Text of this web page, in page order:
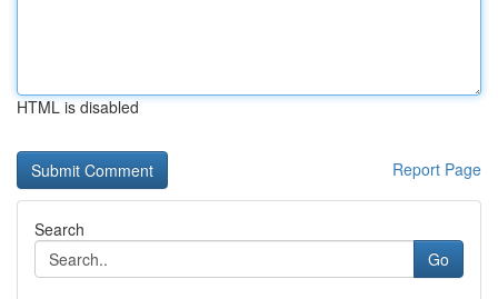
HTML is disabled
Report Page
Search
Go